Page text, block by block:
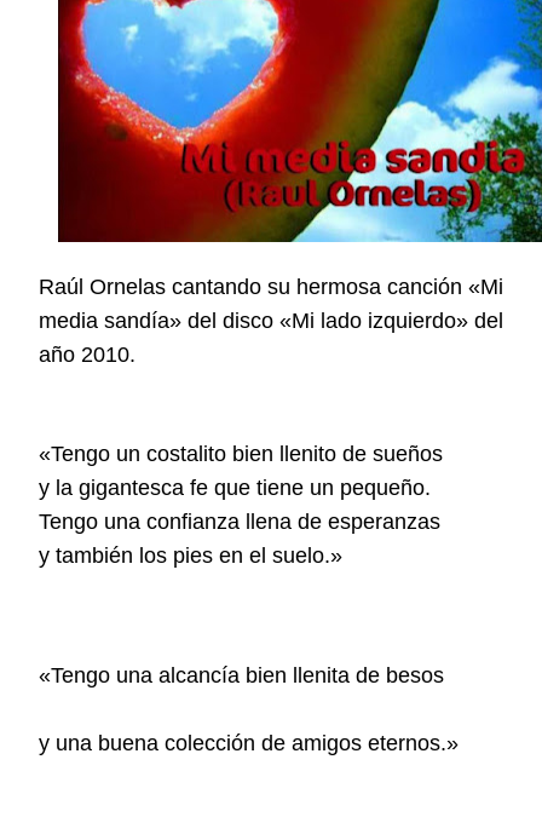
Raúl Ornelas cantando su hermosa canción «Mi
media sandía» del disco «Mi lado izquierdo» del
año 2010.
«Tengo un costalito bien llenito de sueños
y la gigantesca fe que tiene un pequeño.
Tengo una confianza llena de esperanzas
y también los pies en el suelo.»
«Tengo una alcancía bien llenita de besos
y una buena colección de amigos eternos.»